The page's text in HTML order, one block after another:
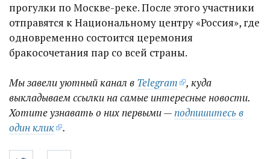
прогулки по Москве-реке. После этого участники
отправятся к Национальному центру «Россия», где
одновременно состоится церемония
бракосочетания пар со всей страны.
Мы завели уютный канал в Telegram
, куда
выкладываем ссылки на самые интересные новости.
Хотите узнавать о них первыми —подпишитесь в
один клик
.